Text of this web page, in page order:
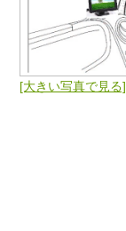
[大きい写真で見る]